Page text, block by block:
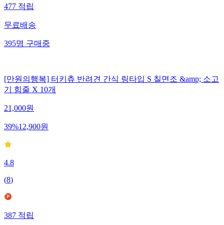
477적립
무료배송
395명구매중
[만원의행복] 터키츄 반려견 간식 링타입 S 칠면조 &amp; 소고
기 힘줄 X 10개
21,000원
39%12,900원
4.8
(8)
387적립